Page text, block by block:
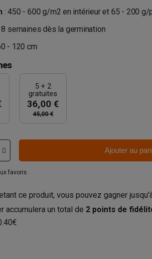
: 450 - 600 g/m2 en intérieur et 65 - 200 g/
8 semaines dès la germination
- 120 cm
5 + 2
gratuites
36,00 €
45,00 €
Ajouter au
favoris
ce produit, vous pouvez gagner
accumulera un total de 2 points de